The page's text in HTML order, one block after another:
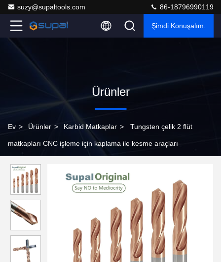
suzy@supaltools.com 86-18796990119
Şimdi Konuşalım.
Ürünler
Ev > Ürünler > Karbid Matkaplar > Tungsten çelik 2 flüt
matkapları CNC işleme için kaplama ile kesme araçları